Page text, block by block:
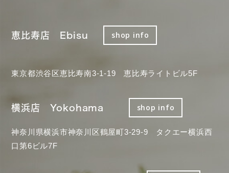
恵比寿店 Ebisu shop info
東京都渋谷区恵比寿南3-1-19 恵比寿ライトビル5F
横浜店 Yokohama shop info
神奈川県横浜市神奈川区鶴屋町3-29-9 タクエー横浜西
口第6ビル7F